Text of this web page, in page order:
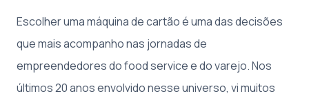
Escolher uma máquina de cartão é uma das decisões
que mais acompanho nas jornadas de
empreendedores do food service e do varejo. Nos
últimos 20 anos envolvido nesse universo, vi muitos